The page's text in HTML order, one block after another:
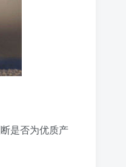
是否为优质产